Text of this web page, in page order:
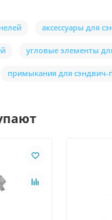
аксессуары для
угловые элементы
примыкания для сэндвич-